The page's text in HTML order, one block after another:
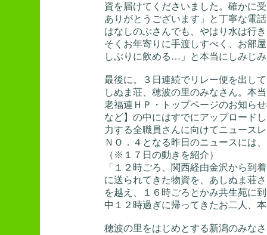
資を届けてくださいました。確かに
ありがとうございます」と丁寧な電
はなしのぶさんでも、やはり水は行
そくお年寄りに手渡しすべく、お部
しぶりに飲める…」と本当にしみじ
最後に。３日連続でリレー便を出し
しぬま荘、穂波の里のみなさん。本
老福連ＨＰ・トップページのお知ら
など】の中にはすでにアップロード
力する全職員さんに向けてニュース
ＮＯ．４となる昨日のニュースには
（※１７日の動きを紹介）
「１２時ごろ、関西経由金沢から到
に送られてきた物資を、あしぬま荘
を越え、１６時ごろとかみ共生苑に
中１２時過ぎに帰ってきたお二人、
穂波の里をはじめとする新潟のみな